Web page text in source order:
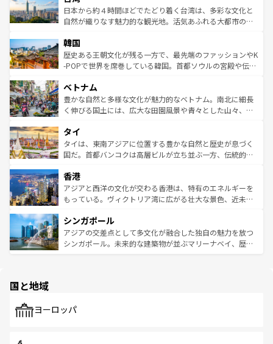
情報はコンテンツ一覧を参照してほしい。
人々、おいしいローカルフードやハワイアンミュージッ
ク、伝統的なフラダンスなど、すべてがハワイの魅力を彩
ワイを、存分に味わってほしい。 なお、新着のハワイ情報
はコンテンツ一覧を参照してほしい。
ク）、タスマニアの美しい原生林やケアンズの熱帯雨林な
ど、見どころがたくさん。また、カフェやワイン、オージ
いる。アクティビティも充実しており、サーフィンやダイ
ビング、ハイキングなど、アウトドア好きにはたまらな
い。オーストラリアの多彩な魅力を存分に味わいつくそ
参照してほしい。
日本から約４時間ほどでたどり着く台湾は、多彩な文化と
自然が織りなす魅力的な観光地。活気あふれる大都市の台
ン）、静ひつな山岳地帯である台湾東部など、都市の喧騒
と山間の静けさが共存しており、訪れる人に新しい発見と
驚きをもたらしてくれる。また、奥深い台湾の食文化も魅
容にもいいと評判のスイーツなど、バラエティ豊かな料理
が味わえる。 なお、新着の台湾情報は コンテンツ一覧を参
照してほしい。
韓国
歴史ある王朝文化が残る一方で、最先端のファッションやK
-POPで世界を席巻している韓国。首都ソウルの宮殿や伝統
き、地方に足を延ばせば四季折々の自然美を楽しむことが
できる。そして、キムチや焼肉、絶品のストリートフード
まで、さまざまな韓国料理が待っている。夜には、韓国な
リティに包まれながら、韓国の多彩な魅力を心ゆくまで味
わってみてほしい。 なお、新着の韓国情報はコンテンツ一
覧を参照してほしい。
ベトナム
豊かな自然と多様な文化が魅力的なベトナム。南北に細長
く伸びる国土には、広大な田園風景や青々とした山々、世
急速な発展と共に伝統が息づく。ハノイの古い町並みやホ
ーチミン市のフランス統治時代の建物も、独特の雰囲気を
醸し出している。また、バラエティの豊かさとおいしさで
とつ。フォーやバインミー、ベトナムコーヒーなどは、ぜ
ひ現地で味わいたい。どの地域を訪れてもあたたかい人々
が旅行者を迎えてくれるので、きっと忘れられない旅にな
参照してほしい。
タイ
タイは、東南アジアに位置する豊かな自然と歴史が息づく
国だ。首都バンコクは高層ビルが立ち並ぶ一方、伝統的な
の活気が交差している。北部ではチェンマイなどの山岳地
帯で自然と触れ合い、南部ではプーケットやクラビの美し
いビーチでリゾート気分を楽しむことができる。タイ料理
激する。気候は一年中温暖で、どの季節にも異なる楽しみ
が待っている。親しみやすいタイの人々、仏教を中心とし
た文化、そして多様な観光資源が、訪れる旅人を魅了し続
香港
アジアと西洋の文化が交わる香港は、特有のエネルギーを
もっている。ヴィクトリア湾に広がる壮大な景色、近未来
み、どこを訪れても感動するはず。観光スポットが密集し
ており、効率よく見どころを回れるのも魅力。息をのむよ
うな絶景から文化的な体験まで、香港を存分に楽しみ尽く
シンガポール
アジアの交差点として多文化が融合した独自の魅力を放つ
シンガポール。未来的な建築物が並ぶマリーナベイ、歴史
で、ホーカーズは地元の風情を楽しめる外せないスポット
国と地域
ヨーロッパ